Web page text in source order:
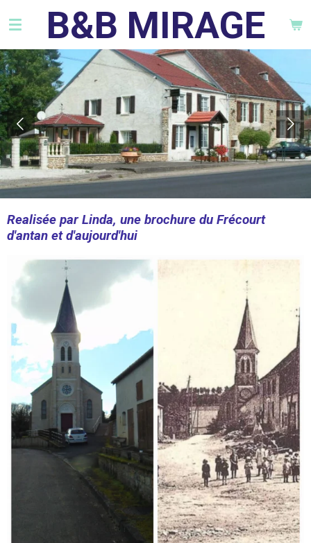
direct
naar
de
hoofdinhoud
B&B MIRAGE
Realisée par Linda, une brochure du Frécourt
d'antan et d'aujourd'hui